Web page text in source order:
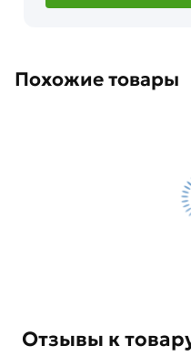
Похожие товары
Отзывы к